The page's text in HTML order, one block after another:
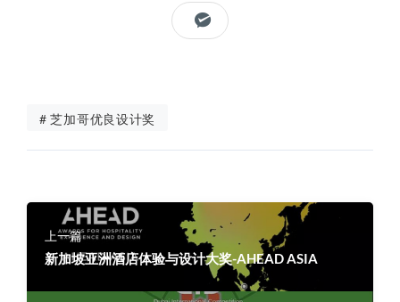
# 芝加哥优良设计奖
上一篇
新加坡亚洲酒店体验与设计大奖-AHEAD ASIA